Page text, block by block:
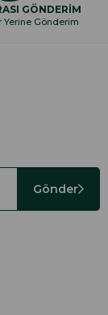
GÖNDERİM
Yerine Gönderim
Gönder